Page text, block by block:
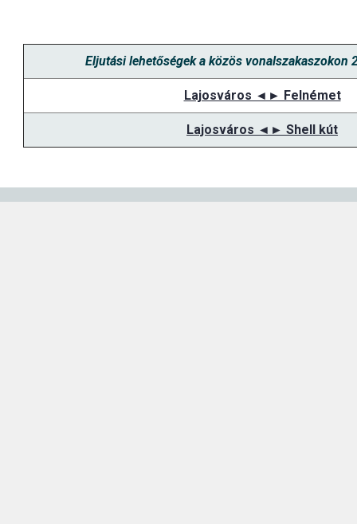
Eljutási lehetőségek a közös vonalszakaszokon
Lajosváros ◄► Felnémet
Lajosváros ◄► Shell kút